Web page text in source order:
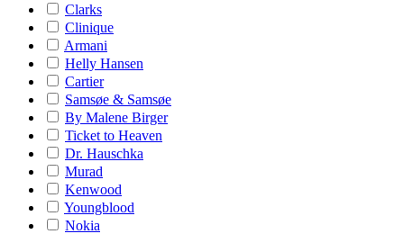
Clarks
Clinique
Armani
Helly Hansen
Cartier
Samsøe & Samsøe
By Malene Birger
Ticket to Heaven
Dr. Hauschka
Murad
Kenwood
Youngblood
Nokia